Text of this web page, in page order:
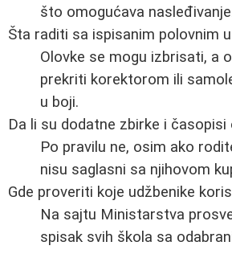
što omogućava
Šta raditi sa ispisanim polovnim
Olovke se mogu izbrisati, a
prekriti korektorom ili
u boji.
Da li su dodatne zbirke i časopisi
Po pravilu ne, osim ako
nisu saglasni sa njihovom
Gde proveriti koje udžbenike
Na sajtu Ministarstva
spisak svih škola sa